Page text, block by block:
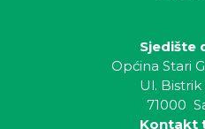
Sjedište
Općina Stari
Ul.
71000
Kontakt